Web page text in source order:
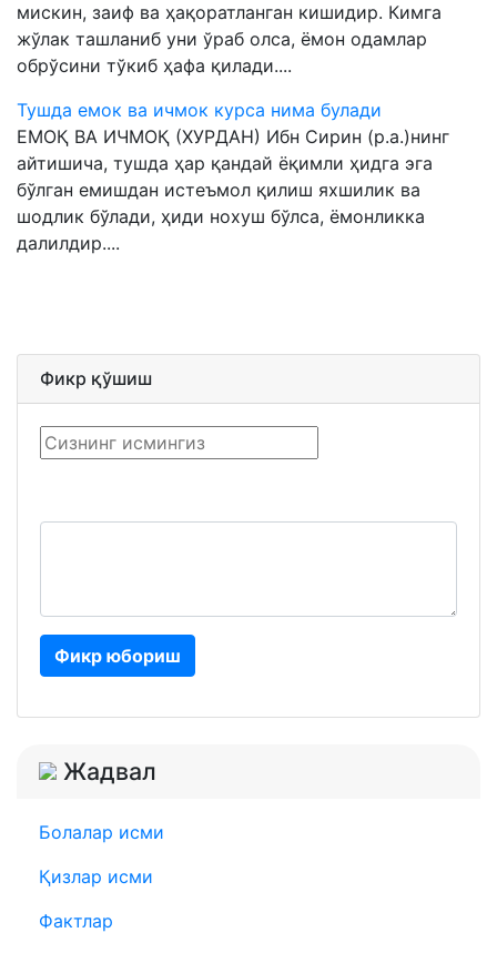
мискин, заиф ва ҳақоратланган кишидир. Кимга
жўлак ташланиб уни ўраб олса, ёмон одамлар
обрўсини тўкиб ҳафа қилади....
Тушда емок ва ичмок курса нима булади
EМОҚ ВА ИЧМОҚ (ХУРДАН) Ибн Сирин (р.а.)нинг
айтишича, тушда ҳар қандай ёқимли ҳидга эга
бўлган емишдан истеъмол қилиш яхшилик ва
шодлик бўлади, ҳиди нохуш бўлса, ёмонликка
далилдир....
Фикр қўшиш
Фикр юбориш
Жадвал
Болалар исми
Қизлар исми
Фактлар